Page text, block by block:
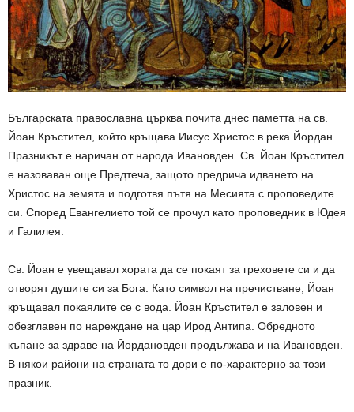
Българската православна църква почита днес паметта на св.
Йоан Кръстител, който кръщава Иисус Христос в река Йордан.
Празникът е наричан от народа Ивановден. Св. Йоан Кръстител
е назоваван още Предтеча, защото предрича идването на
Христос на земята и подготвя пътя на Месията с проповедите
си. Според Евангелието той се прочул като проповедник в Юдея
и Галилея.
Св. Йоан е увещавал хората да се покаят за греховете си и да
отворят душите си за Бога. Като символ на пречистване, Йоан
кръщавал покаялите се с вода. Йоан Кръстител е заловен и
обезглавен по нареждане на цар Ирод Антипа. Обредното
къпане за здраве на Йордановден продължава и на Ивановден.
В някои райони на страната то дори е по-характерно за този
празник.